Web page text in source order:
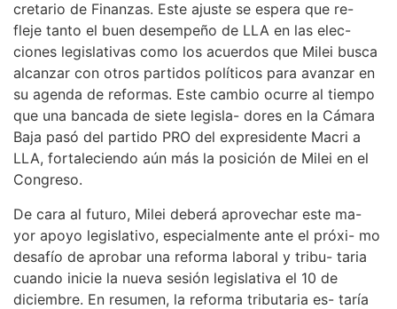
cretario de Finanzas. Este ajuste se espera que re-
fleje tanto el buen desempeño de LLA en las elec-
ciones legislativas como los acuerdos que Milei busca
alcanzar con otros partidos políticos para avanzar en
su agenda de reformas. Este cambio ocurre al tiempo
que una bancada de siete legisla- dores en la Cámara
Baja pasó del partido PRO del expresidente Macri a
LLA, fortaleciendo aún más la posición de Milei en el
Congreso.
De cara al futuro, Milei deberá aprovechar este ma-
yor apoyo legislativo, especialmente ante el próxi- mo
desafío de aprobar una reforma laboral y tribu- taria
cuando inicie la nueva sesión legislativa el 10 de
diciembre. En resumen, la reforma tributaria es- taría